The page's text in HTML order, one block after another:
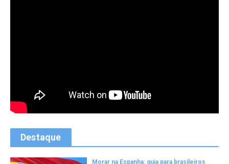
Destaque
Morar na Espanha: guia para brasileiros